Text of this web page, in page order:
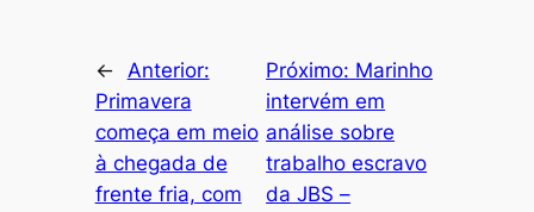
← Anterior:
Primavera
começa em meio
à chegada de
frente fria, com
Próximo: Marinho
intervém em
análise sobre
trabalho escravo
da JBS –